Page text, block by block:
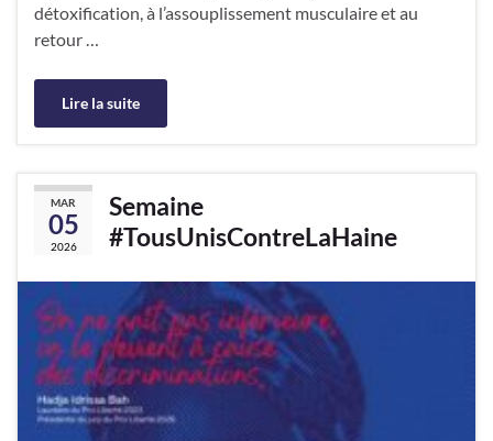
détoxification, à l’assouplissement musculaire et au
retour …
Lire la suite
MAR
05
2026
Semaine
#TousUnisContreLaHaine